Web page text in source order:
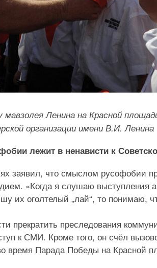
Ленина на Красной
организации имени В.И. Ленина
лежит в ненависти к
заявил, что смыслом русофобии
«Когда я слушаю выступления
их оголтелый „лай“, то понимаю,
прекратить преследования
к СМИ. Кроме того, он счёл
время Парада Победы на Красной